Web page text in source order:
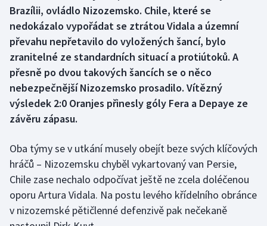
Box
Curling
Dostihy
Florbal
Futsal
Golf
Gymnastika
Brazílii, ovládlo Nizozemsko. Chile, které se
nedokázalo vypořádat se ztrátou Vidala a územní
převahu nepřetavilo do vyložených šancí, bylo
zranitelné ze standardních situací a protiútoků. A
přesně po dvou takových šancích se o něco
nebezpečnější Nizozemsko prosadilo. Vítězný
výsledek 2:0 Oranjes přinesly góly Fera a Depaye ze
závěru zápasu.
Oba týmy se v utkání musely obejít beze svých klíčových
hráčů – Nizozemsku chyběl vykartovaný van Persie,
Chile zase nechalo odpočívat ještě ne zcela doléčenou
oporu Artura Vidala. Na postu levého křídelního obránce
v nizozemské pětičlenné defenzivě pak nečekaně